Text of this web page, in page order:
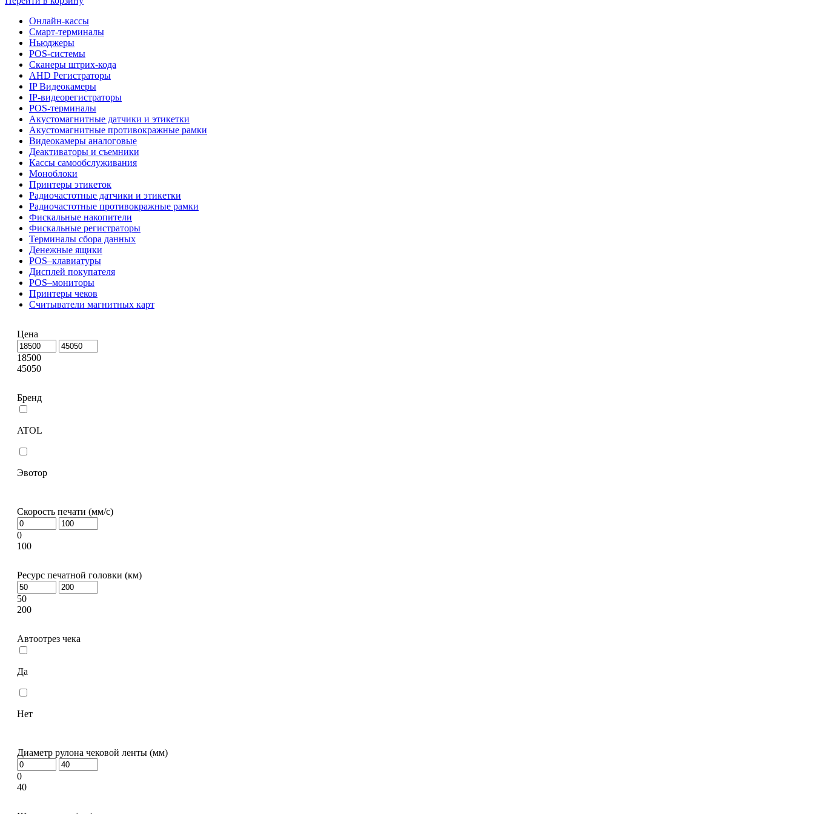
Онлайн-кассы
Смарт-терминалы
Ньюджеры
POS-системы
Сканеры штрих-кода
AHD Регистраторы
IP Видеокамеры
IP-видеорегистраторы
POS-терминалы
Акустомагнитные датчики и этикетки
Акустомагнитные противокражные рамки
Видеокамеры аналоговые
Деактиваторы и съемники
Кассы самообслуживания
Моноблоки
Принтеры этикеток
Радиочастотные датчики и этикетки
Радиочастотные противокражные рамки
Фискальные накопители
Фискальные регистраторы
Терминалы сбора данных
Денежные ящики
POS–клавиатуры
Дисплей покупателя
POS–мониторы
Принтеры чеков
Считыватели магнитных карт
Цена
18500
45050
Бренд
ATOL
Эвотор
Скорость печати (мм/с)
0
100
Ресурс печатной головки (км)
50
200
Автоотрез чека
Да
Нет
Диаметр рулона чековой ленты (мм)
0
40